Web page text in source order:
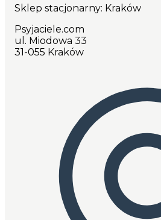
Sklep stacjonarny: Kraków
Psyjaciele.com
ul. Miodowa 33
31-055 Kraków